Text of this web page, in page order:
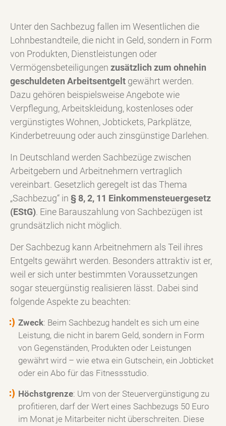
Unter den Sachbezug fallen im Wesentlichen die
Lohnbestandteile, die nicht in Geld, sondern in Form
von Produkten, Dienstleistungen oder
Vermögensbeteiligungen zusätzlich zum ohnehin
geschuldeten Arbeitsentgelt gewährt werden.
Dazu gehören beispielsweise Angebote wie
Verpflegung, Arbeitskleidung, kostenloses oder
vergünstigtes Wohnen, Jobtickets, Parkplätze,
Kinderbetreuung oder auch zinsgünstige Darlehen.
In Deutschland werden Sachbezüge zwischen
Arbeitgebern und Arbeitnehmern vertraglich
vereinbart. Gesetzlich geregelt ist das Thema
„Sachbezug“ in § 8, 2, 11 Einkommensteuergesetz
(EStG). Eine Barauszahlung von Sachbezügen ist
grundsätzlich nicht möglich.
Der Sachbezug kann Arbeitnehmern als Teil ihres
Entgelts gewährt werden. Besonders attraktiv ist er,
weil er sich unter bestimmten Voraussetzungen
sogar steuergünstig realisieren lässt. Dabei sind
folgende Aspekte zu beachten:
Zweck: Beim Sachbezug handelt es sich um eine
Leistung, die nicht in barem Geld, sondern in Form
von Gegenständen, Produkten oder Leistungen
gewährt wird – wie etwa ein Gutschein, ein Jobticket
oder ein Abo für das Fitnessstudio.
Höchstgrenze: Um von der Steuervergünstigung zu
profitieren, darf der Wert eines Sachbezugs 50 Euro
im Monat je Mitarbeiter nicht überschreiten. Diese